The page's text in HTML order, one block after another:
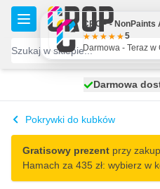
Przejdź do treści
Darmowa
100 dni
Pokrywki do kubków
Gratisowy prezent przy
Hamach za 435 zł: wybierz w
CROP - NonPaints
5
Darmowa - Teraz w